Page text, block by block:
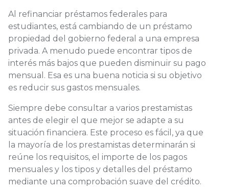
Al refinanciar préstamos federales para
estudiantes, está cambiando de un préstamo
propiedad del gobierno federal a una empresa
privada. A menudo puede encontrar tipos de
interés más bajos que pueden disminuir su pago
mensual. Esa es una buena noticia si su objetivo
es reducir sus gastos mensuales.
Siempre debe consultar a varios prestamistas
antes de elegir el que mejor se adapte a su
situación financiera. Este proceso es fácil, ya que
la mayoría de los prestamistas determinarán si
reúne los requisitos, el importe de los pagos
mensuales y los tipos y detalles del préstamo
mediante una comprobación suave del crédito.